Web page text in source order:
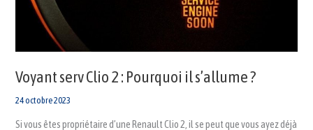
Voyant serv Clio 2 : Pourquoi il s’allume ?
24 octobre 2023
Si vous êtes propriétaire d’une Renault Clio 2, il se peut que vous ayez déjà